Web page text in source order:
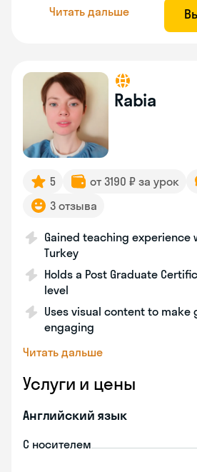
Читать дальше
Rabia
5 от 3190 ₽ за урок
3 отзыва
Gained teaching experience
Turkey
Holds a Post Graduate
level
Uses visual content to make
engaging
Читать дальше
Услуги и цены
Английский язык
С носителем